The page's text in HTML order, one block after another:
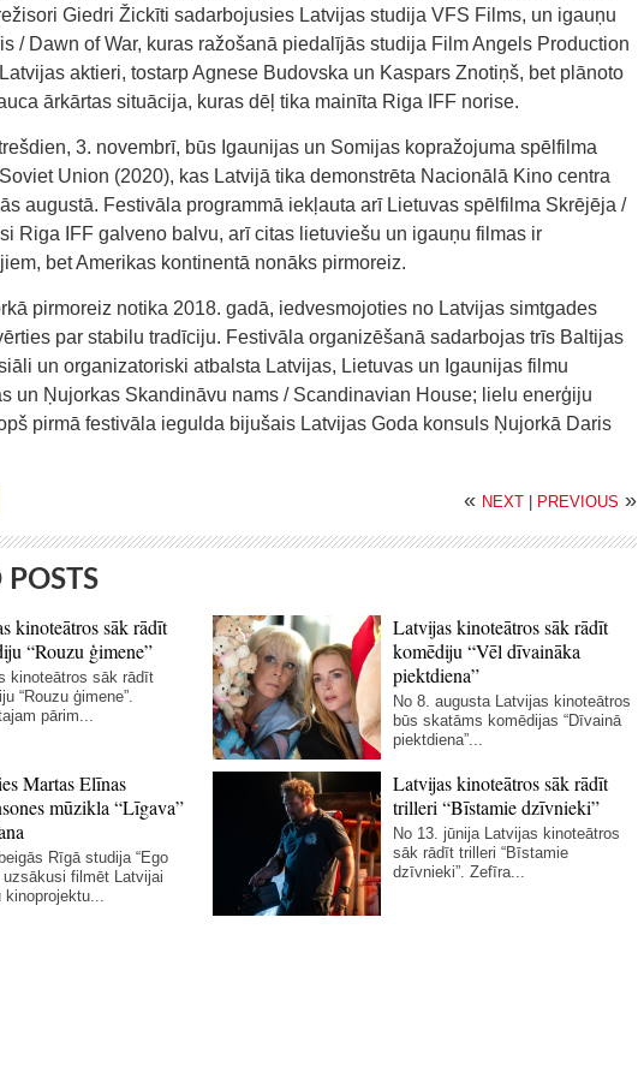
Giedri Žickīti sadarbojusies Latvijas studija VFS Films, un igauņu
/ Dawn of War, kuras ražošanā piedalījās studija Film Angels Production
aktieri, tostarp Agnese Budovska un Kaspars Znotiņš, bet plānoto
ārkārtas situācija, kuras dēļ tika mainīta Riga IFF norise.
3. novembrī, būs Igaunijas un Somijas kopražojuma spēlfilma
Union (2020), kas Latvijā tika demonstrēta Nacionālā Kino centra
augustā. Festivāla programmā iekļauta arī Lietuvas spēlfilma Skrējēja /
Riga IFF galveno balvu, arī citas lietuviešu un igauņu filmas ir
bet Amerikas kontinentā nonāks pirmoreiz.
pirmoreiz notika 2018. gadā, iedvesmojoties no Latvijas simtgades
par stabilu tradīciju. Festivāla organizēšanā sadarbojas trīs Baltijas
un organizatoriski atbalsta Latvijas, Lietuvas un Igaunijas filmu
un Ņujorkas Skandināvu nams / Scandinavian House; lielu enerģiju
pirmā festivāla iegulda bijušais Latvijas Goda konsuls Ņujorkā Daris
« NEXT PREVIOUS »
kinoteātros sāk rādīt
“Rouzu ģimene”
kinoteātros sāk rādīt
“Rouzu ģimene”.
pārim...
Latvijas kinoteātros sāk rādīt
komēdiju “Vēl dīvaināka
piektdiena”
No 8. augusta Latvijas kinoteātros
būs skatāms komēdijas “Dīvainā
piektdiena”...
Martas Elīnas
mūzikla “Līgava”
Rīgā studija “Ego
uzsākusi filmēt Latvijai
kinoprojektu...
Latvijas kinoteātros sāk rādīt
trilleri “Bīstamie dzīvnieki”
No 13. jūnija Latvijas kinoteātros
sāk rādīt trilleri “Bīstamie
dzīvnieki”. Zefīra...